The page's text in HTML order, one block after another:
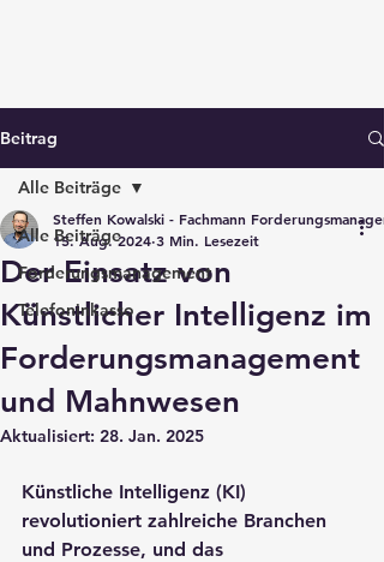
Beitrag
Alle Beiträge
Forderungsmanagement
Telefoninkasso
Alle Beiträge
Der Einsatz von
Künstlicher Intelligenz im
Forderungsmanagement
und Mahnwesen
Steffen Kowalski - Fachmann
15. Aug. 2024 3 Min. Lesezeit
Aktualisiert: 28. Jan. 2025
Künstliche Intelligenz (KI)
revolutioniert zahlreiche Branchen
und Prozesse, und das